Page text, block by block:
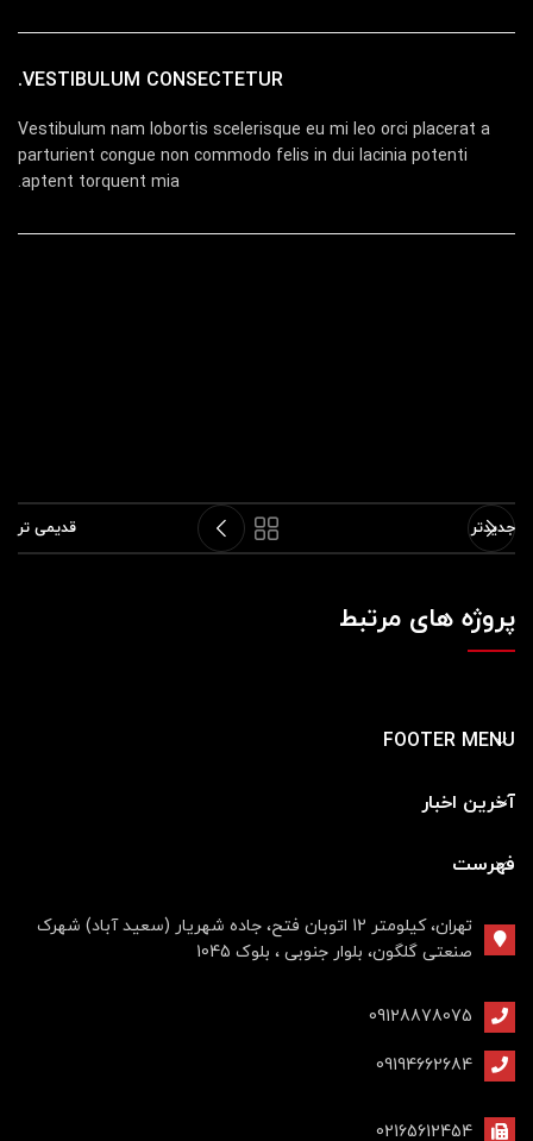
VESTIBULUM CONSECTETUR.
Vestibulum nam lobortis scelerisque eu mi leo orci placerat a
parturient congue non commodo felis in dui lacinia potenti
aptent torquent mia.
جدیدتر قدیمی تر
پروژه های مرتبط
POTENTI PARTURIENT PARTURIE
FOOTER MENU
آخرین اخبار
فهرست
تهران، کیلومتر 12 اتوبان فتح، جاده شهریار (سعید آباد) شهرک
صنعتی گلگون، بلوار جنوبی ، بلوک 1045
09128878075
09194662684
02165612454